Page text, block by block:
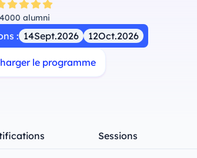
alumni
: 14Sept.2026 12Oct.2026
le programme
Sessions